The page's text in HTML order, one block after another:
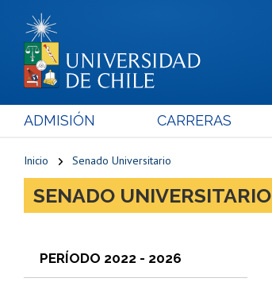
ADMISIÓN CARRERAS
Inicio Senado Universitario
SENADO UNIVERSITARIO
PERÍODO 2022 - 2026